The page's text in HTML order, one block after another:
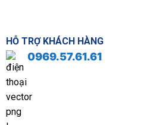
HỖ TRỢ KHÁCH HÀNG
0969.57.61.61